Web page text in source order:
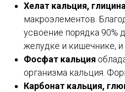
Хелат кальция,
макроэлементов.
усвоение порядка 90%
желудке и кишечнике, и
Фосфат кальция
организма кальция.
Карбонат кальция,